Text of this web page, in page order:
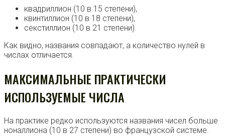
квадриллион (10 в 15 степени),
квинтиллион (10 в 18 степени),
секстиллион (10 в 21 степени).
Как видно, названия совпадают, а количество нулей в
числах отличается.
МАКСИМАЛЬНЫЕ ПРАКТИЧЕСКИ
ИСПОЛЬЗУЕМЫЕ ЧИСЛА
На практике редко используются названия чисел больше
ноналлиона (10 в 27 степени) во французской системе.